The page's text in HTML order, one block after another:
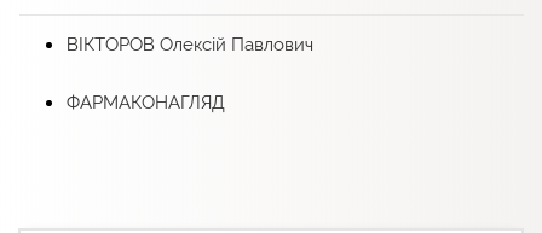
ВІКТОРОВ Олексій Павлович
ФАРМАКОНАГЛЯД